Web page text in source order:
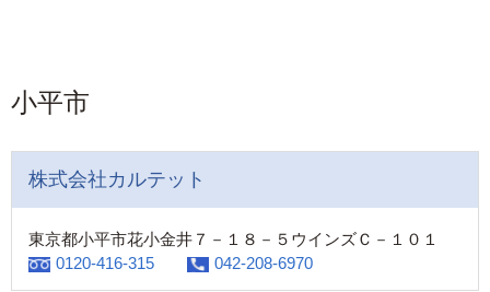
小平市
株式会社カルテット
東京都小平市花小金井７－１８－５ウインズＣ－１０１
0120-416-315
042-208-6970